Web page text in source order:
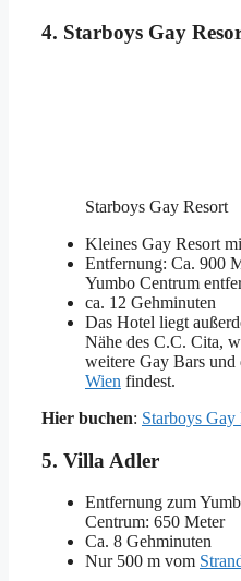
4. Starboys Gay
Starboys Gay Resort
Kleines Gay Resort
Entfernung: Ca. 900
Yumbo Centrum
ca. 12 Gehminuten
Das Hotel liegt
Nähe des C.C. Cita,
weitere Gay Bars und
Wien findest.
Hier buchen: Starboys Gay
5. Villa Adler
Entfernung zum
Centrum: 650 Meter
Ca. 8 Gehminuten
Nur 500 m vom